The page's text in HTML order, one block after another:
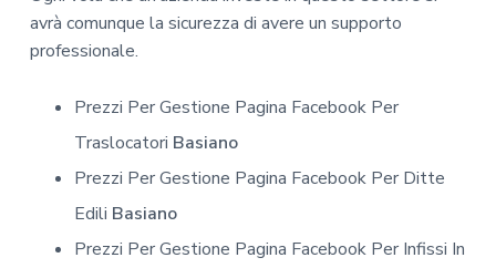
avrà comunque la sicurezza di avere un supporto
professionale.
Prezzi Per Gestione Pagina Facebook Per
Traslocatori Basiano
Prezzi Per Gestione Pagina Facebook Per Ditte
Edili Basiano
Prezzi Per Gestione Pagina Facebook Per Infissi In